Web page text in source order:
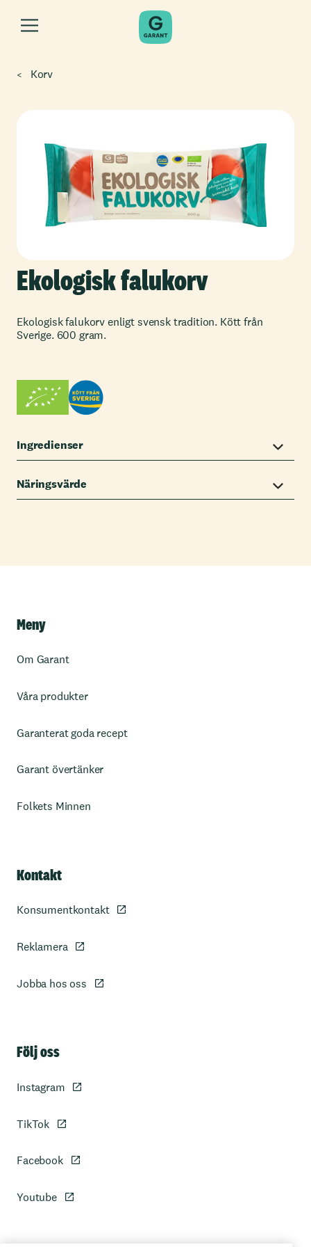
Korv
Ekologisk falukorv
Ekologisk falukorv enligt svensk tradition. Kött från
Sverige. 600 gram.
Ingredienser
Näringsvärde
Meny
Om Garant
Våra produkter
Garanterat goda recept
Garant övertänker
Folkets Minnen
Kontakt
Konsumentkontakt
Reklamera
Jobba hos oss
Följ oss
Instagram
TikTok
Facebook
Youtube